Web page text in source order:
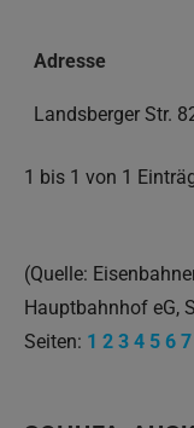
Adresse
Landsberger Str.
1 bis 1 von 1
(Quelle:
Hauptbahnhof eG,
Seiten: 1 2 3 4 5 6 7